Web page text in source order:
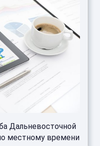
Дальневосточной
местному времени